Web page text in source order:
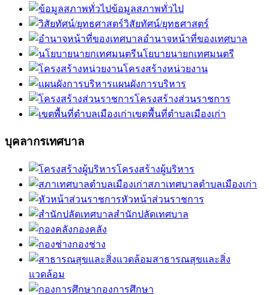
ข้อมูลสภาพทั่วไป
วิสัยทัศน์/ยุทธศาสตร์
อำนาจหน้าที่ของเทศบาล
นโยบายนายกเทศมนตรี
โครงสร้างหน่วยงาน
แผนผังการบริหาร
โครงสร้างส่วนราชการ
เขตพื้นที่ตำบลเมืองเก่า
บุคลากรเทศบาล
โครงสร้างผู้บริหาร
สภาเทศบาลตำบลเมืองเก่า
หัวหน้าส่วนราชการ
สำนักปลัดเทศบาล
กองคลัง
กองช่าง
สาธารณสุขและสิ่ง
แวดล้อม
กองการศึกษา